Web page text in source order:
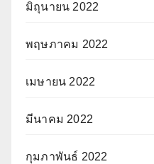
มิถุนายน 2022
พฤษภาคม 2022
เมษายน 2022
มีนาคม 2022
กุมภาพันธ์ 2022